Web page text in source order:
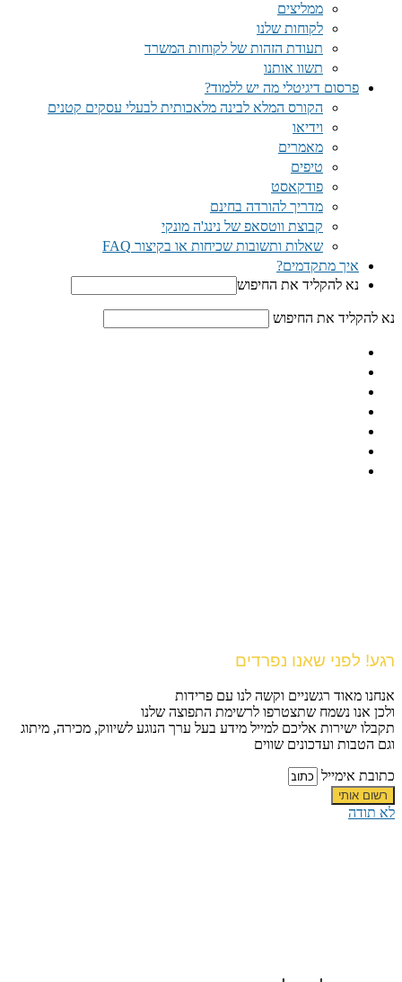
ממליצים
לקוחות שלנו
תעודת הזהות של לקוחות המשרד
תשוו אותנו
פרסום דיגיטלי מה יש ללמוד?
הקורס המלא לבינה מלאכותית לבעלי עסקים קטנים
וידיאו
מאמרים
טיפים
פודקאסט
מדריך להורדה בחינם
קבוצת ווטסאפ של נינג'ה מונקי​
שאלות ותשובות שכיחות או בקיצור FAQ
איך מתקדמים?
נא להקליד את החיפוש
נא להקליד את החיפוש
רגע! לפני שאנו נפרדים
אנחנו מאוד רגשניים וקשה לנו עם פרידות
ולכן אנו נשמח שתצטרפו לרשימת התפוצה שלנו
תקבלו ישירות אליכם למייל מידע בעל ערך הנוגע לשיווק, מכירה, מיתוג
וגם הטבות ועדכונים שווים
כתובת אימייל
רשום אותי
לא תודה